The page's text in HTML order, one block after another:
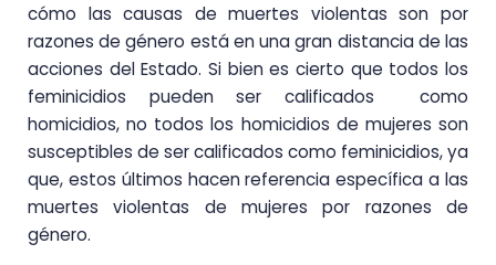
cómo las causas de muertes violentas son por
razones de género está en una gran distancia de las
acciones del Estado. Si bien es cierto que todos los
feminicidios pueden ser calificados como
homicidios, no todos los homicidios de mujeres son
susceptibles de ser calificados como feminicidios, ya
que, estos últimos hacen referencia específica a las
muertes violentas de mujeres por razones de
género.